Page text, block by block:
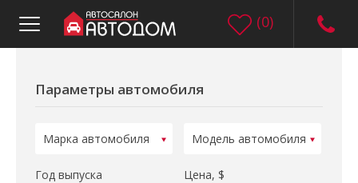
(0)
Параметры автомобиля
Год выпуска Цена, $